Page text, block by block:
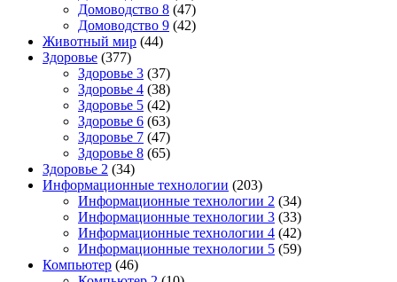
Домоводство 8 (47)
Домоводство 9 (42)
Животный мир (44)
Здоровье (377)
Здоровье 3 (37)
Здоровье 4 (38)
Здоровье 5 (42)
Здоровье 6 (63)
Здоровье 7 (47)
Здоровье 8 (65)
Здоровье 2 (34)
Информационные технологии (203)
Информационные технологии 2 (34)
Информационные технологии 3 (33)
Информационные технологии 4 (42)
Информационные технологии 5 (59)
Компьютер (46)